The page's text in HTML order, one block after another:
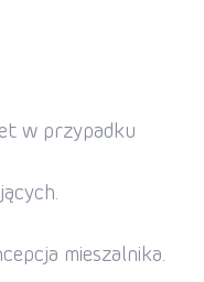
w przypadku
mieszalnika.